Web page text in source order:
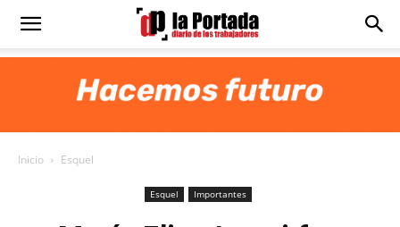
Diario
Inicio Esquel
Esquel Importantes